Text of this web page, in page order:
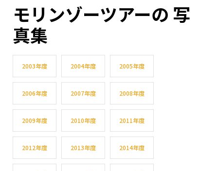
モリンゾーツアーの 写
真集
2003年度 2004年度 2005年度
2006年度 2007年度 2008年度
2009年度 2010年度 2011年度
2012年度 2013年度 2014年度